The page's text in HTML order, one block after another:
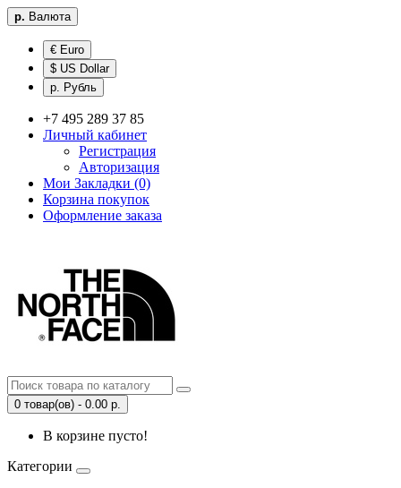
р. Валюта
€ Euro
$ US Dollar
р. Рубль
+7 495 289 37 85
Личный кабинет
Регистрация
Авторизация
Мои Закладки (0)
Корзина покупок
Оформление заказа
0 товар(ов) - 0.00 р.
В корзине пусто!
Категории